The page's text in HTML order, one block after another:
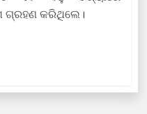
ଗ୍ରହଣ କରିଥିଲେ।